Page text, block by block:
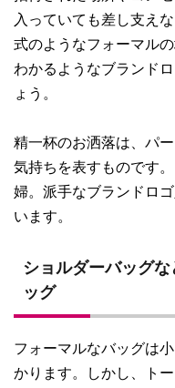
入っていても差し支え
式のようなフォーマル
わかるようなブランド
ょう。
精一杯のお洒落は、パ
気持ちを表すものです
婦。派手なブランドロ
います。
ショルダーバッグ
ッグ
フォーマルなバッグは
かります。しかし、ト